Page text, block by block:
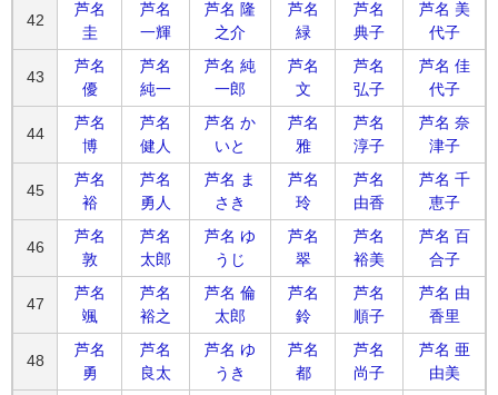
42
芦名
圭
芦名
一輝
芦名 隆
之介
芦名
緑
芦名
典子
芦名 美
代子
43
芦名
優
芦名
純一
芦名 純
一郎
芦名
文
芦名
弘子
芦名 佳
代子
44
芦名
博
芦名
健人
芦名 か
いと
芦名
雅
芦名
淳子
芦名 奈
津子
45
芦名
裕
芦名
勇人
芦名 ま
さき
芦名
玲
芦名
由香
芦名 千
恵子
46
芦名
敦
芦名
太郎
芦名 ゆ
うじ
芦名
翠
芦名
裕美
芦名 百
合子
47
芦名
颯
芦名
裕之
芦名 倫
太郎
芦名
鈴
芦名
順子
芦名 由
香里
48
芦名
勇
芦名
良太
芦名 ゆ
うき
芦名
都
芦名
尚子
芦名 亜
由美